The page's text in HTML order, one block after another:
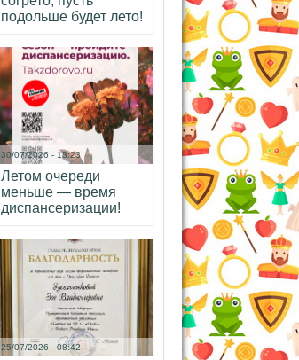
подольше будет лето!
30/07/2026 - 18:23
Летом очереди
меньше — время
диспансеризации!
25/07/2026 - 08:42